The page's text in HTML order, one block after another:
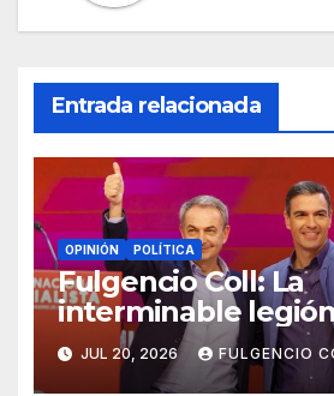
Entrada relacionada
OPINIÓN POLÍTICA
Fulgencio Coll: La
interminable
traidores
JUL 20, 2026 FULGENCIO